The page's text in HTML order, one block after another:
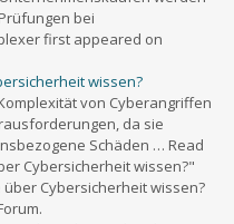
first appeared on
wissen?
von Cyberangriffen
da sie
Schäden … Read
Cybersicherheit wissen?"
Cybersicherheit wissen?
– insbesondere bei